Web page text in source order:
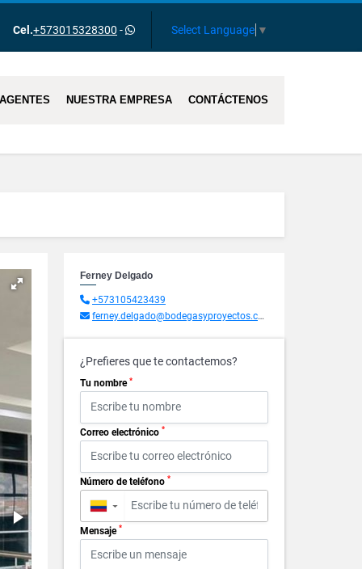
Cel.+573015328300 - Select Language ▼
NUESTRA EMPRESA CONTÁCTENOS
Ferney Delgado
+573105423439
ferney.delgado@bodegasyproyectos.com.co
¿Prefieres que te contactemos?
Tu nombre *
Correo electrónico *
Número de teléfono *
▼
Mensaje *